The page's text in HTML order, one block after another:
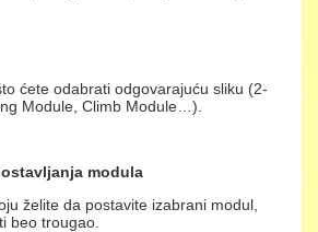
ćete odabrati odgovarajuću sliku (2-
Module, Climb Module…).
modula
želite da postavite izabrani modul,
beo trougao.